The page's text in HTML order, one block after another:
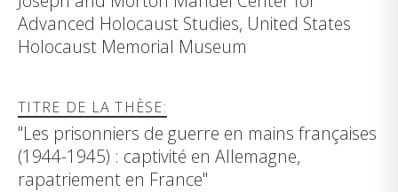
Advanced Holocaust Studies, United States
Holocaust Memorial Museum
TITRE DE LA THÈSE:
"Les prisonniers de guerre en mains françaises
(1944-1945) : captivité en Allemagne,
rapatriement en France"